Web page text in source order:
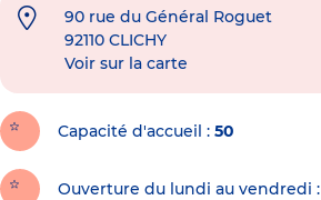
90 rue du Général Roguet
92110 CLICHY
Voir sur la carte
Capacité d'accueil 50
Ouverture du lundi au vendredi :